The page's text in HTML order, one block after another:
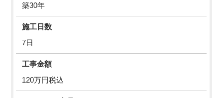
築30年
施工日数
7日
工事金額
120万円税込